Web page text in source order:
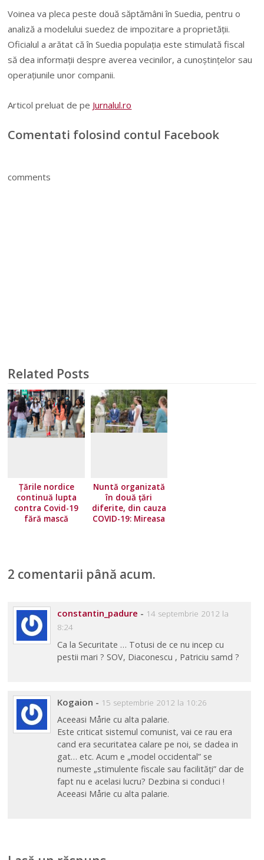
Voinea va pleca peste două săptămâni în Suedia, pentru o
analiză a modelului suedez de impozitare a proprietăţii.
Oficialul a arătat că în Suedia populaţia este stimulată fiscal
să dea informaţii despre averea vecinilor, a cunoştinţelor sau
operaţiunile unor companii.
Articol preluat de pe Jurnalul.ro
Comentati folosind contul Facebook
comments
Related Posts
Țările nordice
continuă lupta
contra Covid-19
fără mască
Nuntă organizată
în două țări
diferite, din cauza
COVID-19: Mireasa
2 comentarii până acum.
constantin_padure - 14 septembrie 2012 la
8:24
Ca la Securitate … Totusi de ce nu incep cu
pestii mari ? SOV, Diaconescu , Patriciu samd ?
Kogaion - 15 septembrie 2012 la 10:26
Aceeasi Mårie cu alta palarie.
Este criticat sistemul comunist, vai ce rau era
cand era securitatea calare pe noi, se dadea in
gat… etc. Acum e „model occidental” se
numeste „stimulente fiscale sau facilităţi” dar de
fapt nu e acelasi lucru? Dezbina si conduci !
Aceeasi Mårie cu alta palarie.